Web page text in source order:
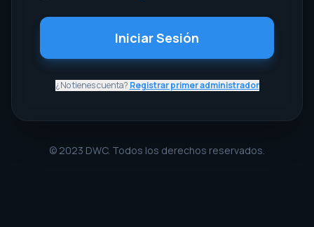
Iniciar Sesión
¿No tienes cuenta? Registrar primer administrador
© 2023 DWC. Todos los derechos reservados.